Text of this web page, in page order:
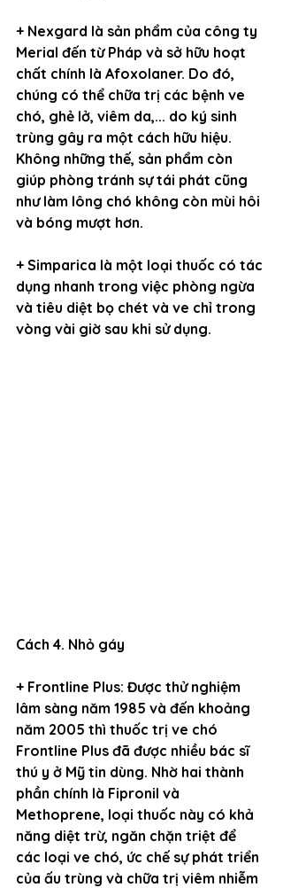
+ Nexgard là sản phẩm của công ty
Merial đến từ Pháp và sở hữu hoạt
chất chính là Afoxolaner. Do đó,
chúng có thể chữa trị các bệnh ve
chó, ghẻ lở, viêm da,... do ký sinh
trùng gây ra một cách hữu hiệu.
Không những thế, sản phẩm còn
giúp phòng tránh sự tái phát cũng
như làm lông chó không còn mùi hôi
và bóng mượt hơn.
+ Simparica là một loại thuốc có tác
dụng nhanh trong việc phòng ngừa
và tiêu diệt bọ chét và ve chỉ trong
vòng vài giờ sau khi sử dụng.
Cách 4. Nhỏ gáy
+ Frontline Plus: Được thử nghiệm
lâm sàng năm 1985 và đến khoảng
năm 2005 thì thuốc trị ve chó
Frontline Plus đã được nhiều bác sĩ
thú y ở Mỹ tin dùng. Nhờ hai thành
phần chính là Fipronil và
Methoprene, loại thuốc này có khả
năng diệt trừ, ngăn chặn triệt để
các loại ve chó, ức chế sự phát triển
của ấu trùng và chữa trị viêm nhiễm